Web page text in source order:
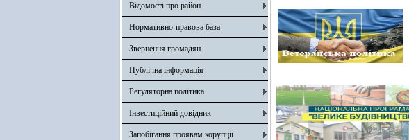
Відомості про район
Нормативно-правова база
Звернення громадян
Публічна інформація
Регуляторна політика
Інвестиційний довідник
Запобігання проявам корупції